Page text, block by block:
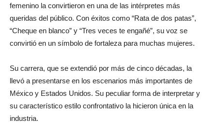
femenino la convirtieron en una de las intérpretes más
queridas del público. Con éxitos como “Rata de dos patas”,
“Cheque en blanco” y “Tres veces te engañé”, su voz se
convirtió en un símbolo de fortaleza para muchas mujeres.
Su carrera, que se extendió por más de cinco décadas, la
llevó a presentarse en los escenarios más importantes de
México y Estados Unidos. Su peculiar forma de interpretar y
su característico estilo confrontativo la hicieron única en la
industria.